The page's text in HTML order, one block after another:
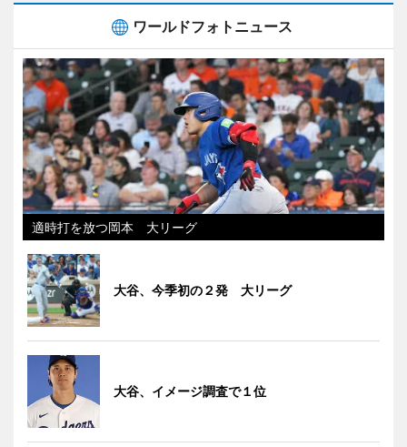
ワールドフォトニュース
適時打を放つ岡本 大リーグ
大谷、今季初の２発 大リーグ
大谷、イメージ調査で１位